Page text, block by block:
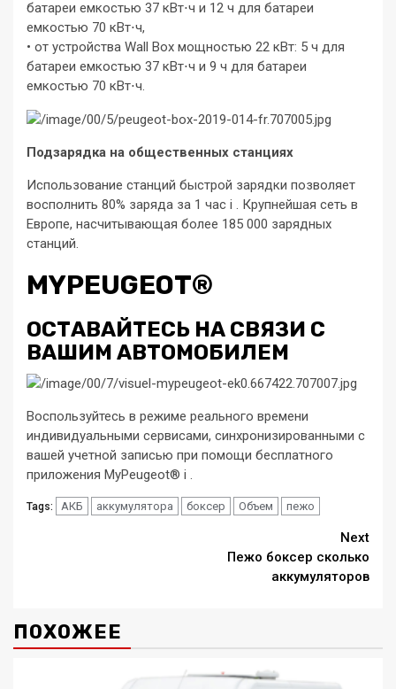
батареи емкостью 37 кВт⋅ч и 12 ч для батареи
емкостью 70 кВт⋅ч,
• от устройства Wall Box мощностью 22 кВт: 5 ч для
батареи емкостью 37 кВт⋅ч и 9 ч для батареи
емкостью 70 кВт⋅ч.
Подзарядка на общественных станциях
Использование станций ​​быстрой зарядки позволяет
восполнить 80% заряда за 1 час i . Крупнейшая сеть в
Европе, насчитывающая более 185 000 зарядных
станций.
MYPEUGEOT®
ОСТАВАЙТЕСЬ НА СВЯЗИ С
ВАШИМ АВТОМОБИЛЕМ
Воспользуйтесь в режиме реального времени
индивидуальными сервисами, синхронизированными с
вашей учетной записью при помощи бесплатного
приложения MyPeugeot® i .
Tags: АКБ аккумулятора боксер Объем пежо
Next
Пежо боксер сколько
аккумуляторов
ПОХОЖЕЕ